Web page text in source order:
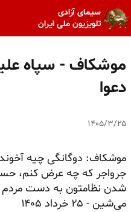
سیمای آزادی
تلویزیون ملی ایران
موشکاف - سپاه
دعوا
۱۴۰۵/۳/۲۵
موشکاف: دوگانگی چیه
جرواجر که چه عرض کنم،
شدن نظامتون به دست مردم
می‌شین - ۲۵ خرداد ۱۴۰۵